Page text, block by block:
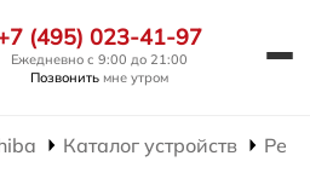
(495) 023-41-97
Ежедневно с 9:00 до 21:00
Позвонить мне утром
Каталог устройств